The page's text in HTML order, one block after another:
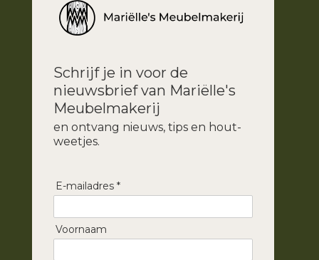
Schrijf je in voor de
nieuwsbrief van Mariëlle's
Meubelmakerij
en ontvang nieuws, tips en hout-
weetjes.
E-mailadres *
Voornaam